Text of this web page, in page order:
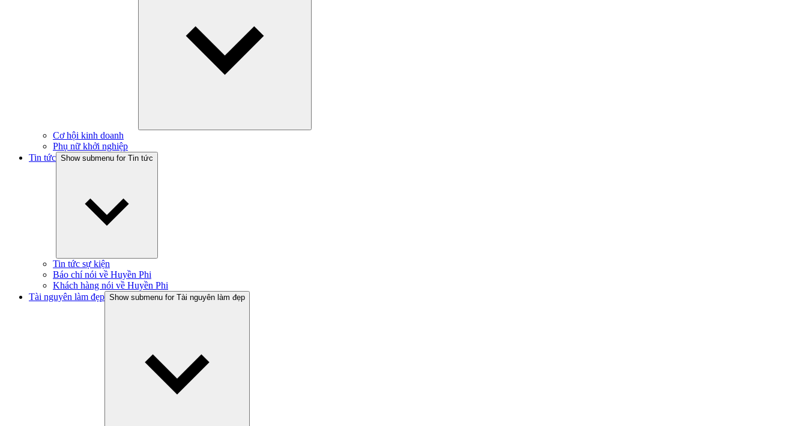
Cơ hội kinh doanh
Phụ nữ khởi nghiệp
Tin tức Show submenu for Tin tức
Tin tức sự kiện
Báo chí nói về Huyền Phi
Khách hàng nói về Huyền Phi
Tài nguyên làm đẹp Show submenu for Tài nguyên làm đẹp